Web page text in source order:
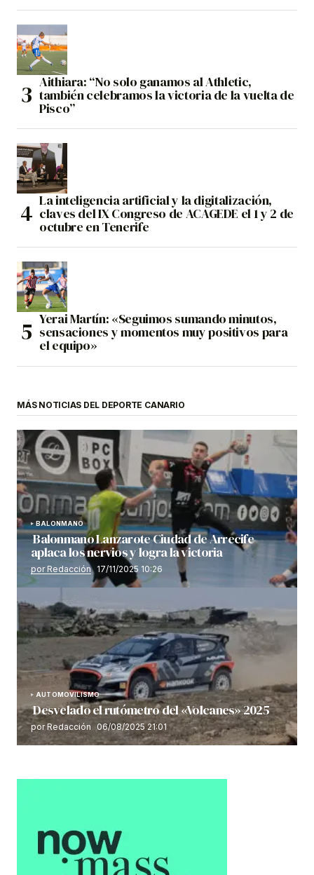
Aithiara: “No solo ganamos al Athletic,
también celebramos la victoria de la vuelta de
Pisco”
La inteligencia artificial y la digitalización,
claves del IX Congreso de ACAGEDE el 1 y 2 de
octubre en Tenerife
Yerai Martín: «Seguimos sumando minutos,
sensaciones y momentos muy positivos para
el equipo»
MÁS NOTICIAS DEL DEPORTE CANARIO
BALONMANO
Balonmano Lanzarote Ciudad de Arrecife
aplaca los nervios y logra la victoria
por Redacción 17/11/2025 10:26
AUTOMOVILISMO
Desvelado el rutómetro del «Volcanes» 2025
por Redacción 06/08/2025 21:01